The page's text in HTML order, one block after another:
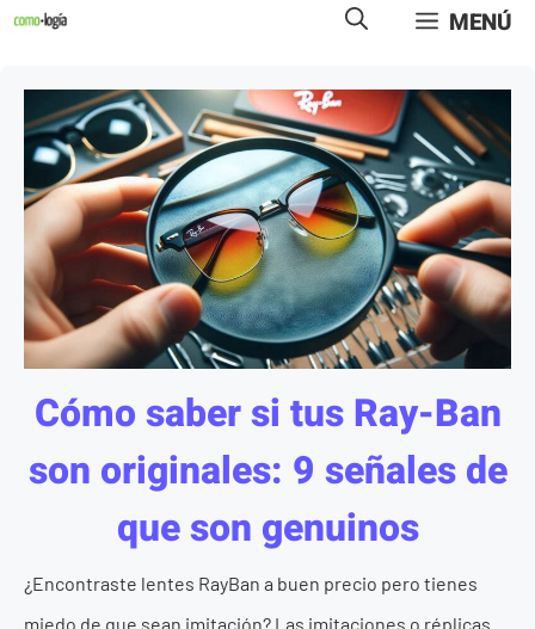
Saltar
contenido
MENÚ
Cómo saber si tus Ray-Ban
son originales: 9 señales de
que son genuinos
¿Encontraste lentes RayBan a buen precio pero tienes
miedo de que sean imitación? Las imitaciones o réplicas